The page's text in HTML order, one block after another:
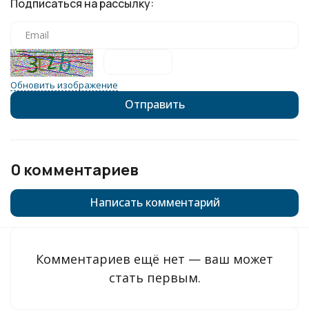
Подписаться на рассылку:
Обновить изображение
0 комментариев
Написать комментарий
Комментариев ещё нет — ваш может
стать первым.